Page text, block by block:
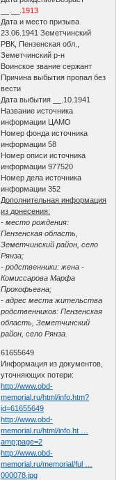
1913
Дата и место призыва
23.06.1941 Земетчинский
РВК, Пензенская обл.,
Земетчинский р-н
Воинское звание сержант
Причина выбытия пропал без
вести
Дата выбытия __.10.1941
Название источника
информации ЦАМО
Номер фонда источника
информации 58
Номер описи источника
информации 977520
Номер дела источника
информации 352
Дополнительная информация
из донесения:
- место рождения:
Пензенская область,
Земетчинский район, село
Рянза;
- родственники: жена -
Комиссарова Марфа
Прокофьевна;
- адрес места жительства
родственников: Пензенская
область, Земетчинский
район, село Рянза.
61655649
Информация из документов,
уточняющих потери:
http://www.obd-
memorial.ru/html/info.htm?
id=61655649
http://www.obd-
memorial.ru/html/info.ht …
amp;page=2
http://www.obd-
memorial.ru/memorial/ful …
000078.jpg